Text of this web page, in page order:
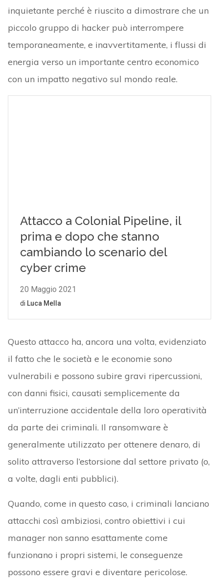
inquietante perché è riuscito a dimostrare che un
piccolo gruppo di hacker può interrompere
temporaneamente, e inavvertitamente, i flussi di
energia verso un importante centro economico
con un impatto negativo sul mondo reale.
Questo attacco ha, ancora una volta, evidenziato
il fatto che le società e le economie sono
vulnerabili e possono subire gravi ripercussioni,
con danni fisici, causati semplicemente da
un’interruzione accidentale della loro operatività
da parte dei criminali. Il ransomware è
generalmente utilizzato per ottenere denaro, di
solito attraverso l’estorsione dal settore privato (o,
a volte, dagli enti pubblici).
Quando, come in questo caso, i criminali lanciano
attacchi così ambiziosi, contro obiettivi i cui
manager non sanno esattamente come
funzionano i propri sistemi, le conseguenze
possono essere gravi e diventare pericolose.